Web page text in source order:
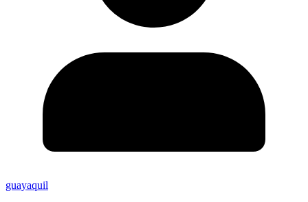
guayaquil